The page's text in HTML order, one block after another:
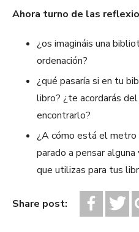
Ahora turno de las
¿os imagináis una
ordenación?
¿qué pasaría si en tu
libro? ¿te acordarás
encontrarlo?
¿A cómo está el metro
parado a pensar
que utilizas para tus
Share post: